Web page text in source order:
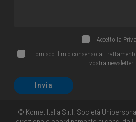
Accetto la
Fornisco il mio consenso al
vostra newsletter
Invia
© Komet Italia S.r.l. Società